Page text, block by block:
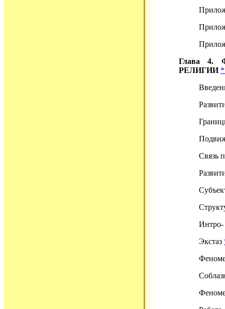
Глава
РЕЛИГИИ
Связь
Интро-
Экстаз